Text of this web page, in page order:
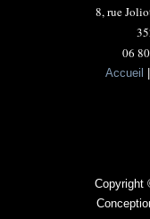
8, rue
06
Accueil
Copyright